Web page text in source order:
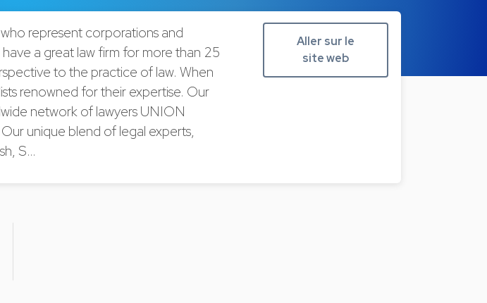
represent corporations and
a great law firm for more than 25
to the practice of law. When
renowned for their expertise. Our
network of lawyers UNION
unique blend of legal experts,
S…
Aller sur le
site web